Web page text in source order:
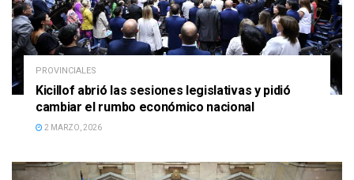
PROVINCIALES
Kicillof abrió las sesiones legislativas y pidió
cambiar el rumbo económico nacional
2 MARZO, 2026